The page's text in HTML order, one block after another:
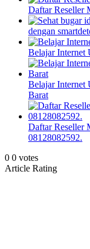
Daftar Reseller
dengan
Belajar Internet
Belajar Internet
Barat
Daftar Reseller
08128082592.
0 0 votes
Article Rating